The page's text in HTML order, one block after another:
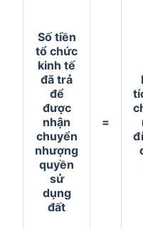
Số tiền
tổ chức
kinh tế
đã trả
để
được
nhận
chuyển
nhượng
quyền
sử
dụng
đất
=